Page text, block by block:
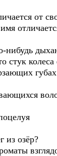
от
нибудь
стук
из озёр?